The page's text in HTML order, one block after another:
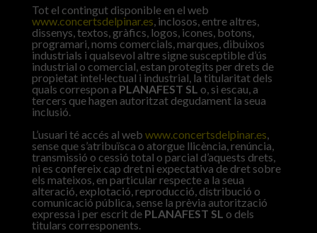
Tot el contingut disponible en el web
www.concertsdelpinar.es, inclosos, entre altres,
dissenys, textos, gràfics, logos, icones, botons,
programari, noms comercials, marques, dibuixos
industrials i qualsevol altre signe susceptible d’ús
industrial o comercial, estan protegits per drets de
propietat intel·lectual i industrial, la titularitat dels
quals correspon a PLANAFEST SL o, si escau, a
tercers que hagen autoritzat degudament la seua
inclusió.
L’usuari té accés al web www.concertsdelpinar.es,
sense que s’atribuïsca o atorgue llicència, renúncia,
transmissió o cessió total o parcial d’aquests drets,
ni es confereix cap dret ni expectativa de dret sobre
els mateixos, en particular respecte a la seua
alteració, explotació, reproducció, distribució o
comunicació pública, sense la prèvia autorització
expressa i per escrit de PLANAFEST SL o dels
titulars corresponents.